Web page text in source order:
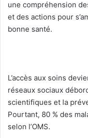
une compréhension
et des actions pour
bonne santé.
L’accès aux soins
réseaux sociaux
scientifiques et la
Pourtant, 80 % des
selon l’OMS.